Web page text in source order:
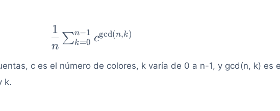
\dfrac{1}{n}
\sum_{k=0}^{n-
1} c^{
n
1
∑k=0
n−1
cgcd(n,k)
c es el número de colores, k varía de 0 a n-1, y gcd(n, k) es
k.